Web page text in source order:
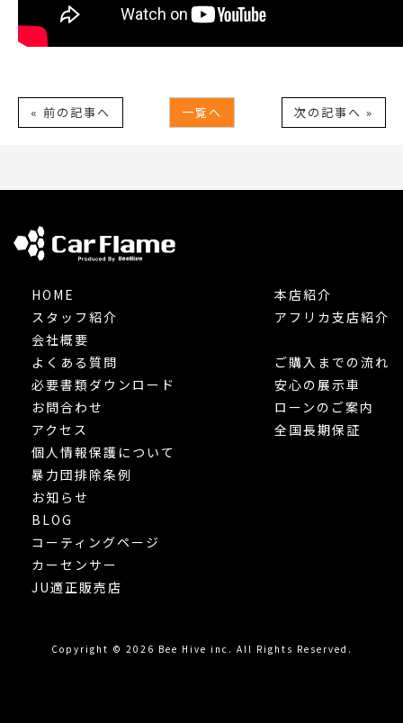
« 前の記事へ 一覧へ 次の記事へ »
HOME
スタッフ紹介
会社概要
本店紹介
アフリカ支店紹介
よくある質問
必要書類ダウンロード
お問合わせ
アクセス
個人情報保護について
暴力団排除条例
お知らせ
BLOG
ご購入までの流れ
安心の展示車
ローンのご案内
全国長期保証
コーティングページ
カーセンサー
JU適正販売店
Copyright © 2026 Bee Hive inc. All Rights Reserved.